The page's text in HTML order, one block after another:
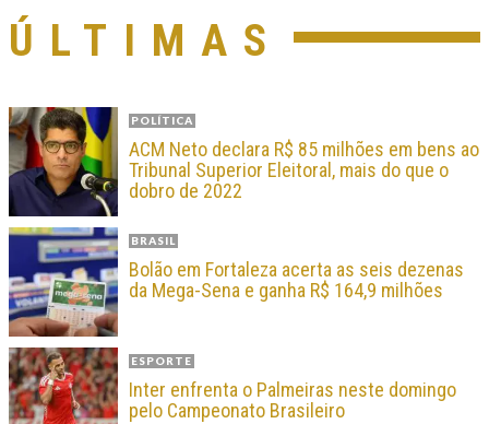
ÚLTIMAS
POLÍTICA
ACM Neto declara R$ 85 milhões em bens ao
Tribunal Superior Eleitoral, mais do que o
dobro de 2022
BRASIL
Bolão em Fortaleza acerta as seis dezenas
da Mega-Sena e ganha R$ 164,9 milhões
ESPORTE
Inter enfrenta o Palmeiras neste domingo
pelo Campeonato Brasileiro